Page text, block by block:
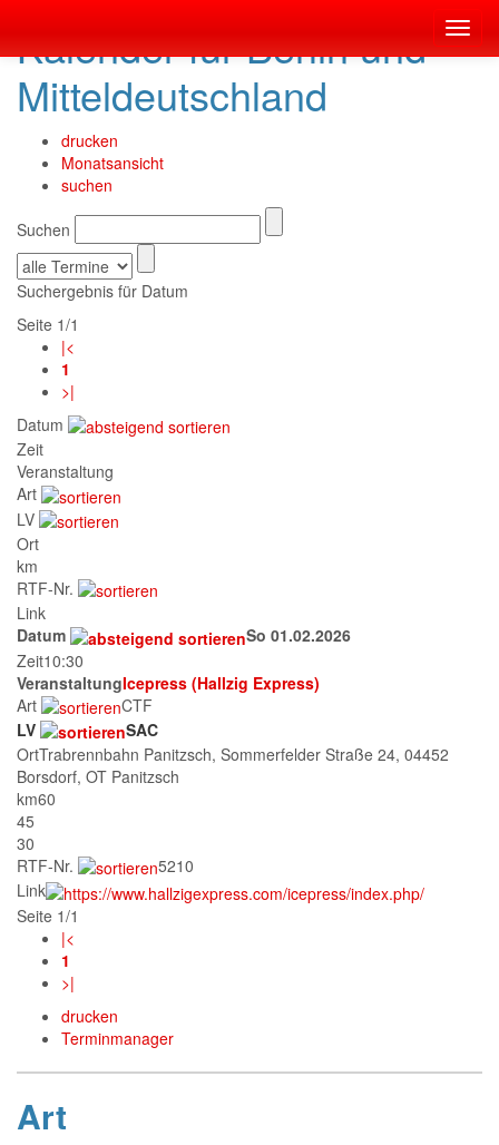
Kalender für Berlin und
Mitteldeutschland
drucken
Monatsansicht
suchen
Suchen
Suchergebnis für Datum
Seite 1/1
|<
1
>|
Datum
Zeit
Veranstaltung
Art
LV
Ort
km
RTF-Nr.
Link
Datum
So 01.02.2026
Zeit10:30
VeranstaltungIcepress (Hallzig Express)
Art
CTF
LV
SAC
OrtTrabrennbahn Panitzsch, Sommerfelder Straße 24, 04452
Borsdorf, OT Panitzsch
km60
45
30
RTF-Nr.
5210
Link
Seite 1/1
|<
1
>|
drucken
Terminmanager
Art